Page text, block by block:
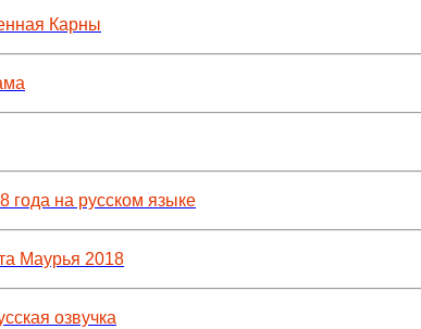
Карны
года на русском языке
Маурья 2018
озвучка